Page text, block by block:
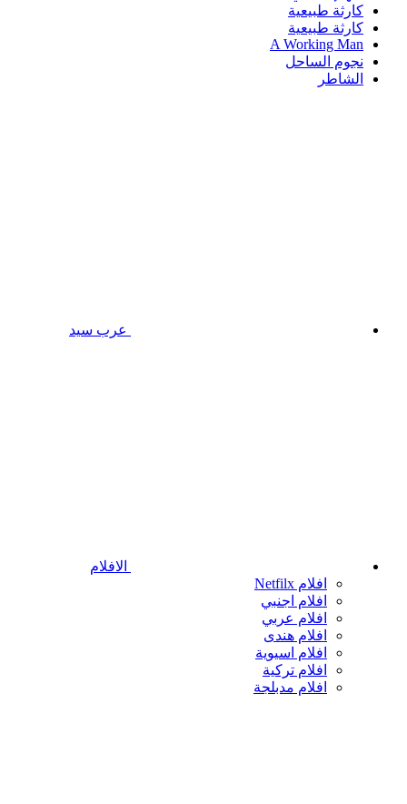
كارثة طبيعية
كارثة طبيعية
A Working Man
نجوم الساحل
الشاطر
عرب سيد
الافلام
افلام Netfilx
افلام اجنبي
افلام عربي
افلام هندى
افلام اسيوية
افلام تركية
افلام مدبلجة